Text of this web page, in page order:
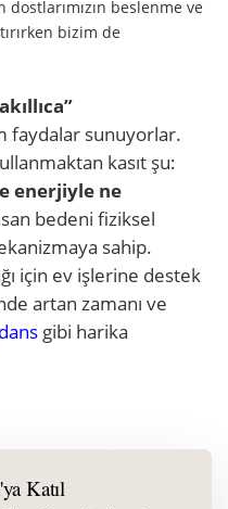
beslenme ve
bizim de
faydalar sunuyorlar.
kasıt şu:
enerjiyle ne
bedeni fiziksel
sahip.
için ev işlerine destek
artan zamanı ve
dans gibi harika
Katıl